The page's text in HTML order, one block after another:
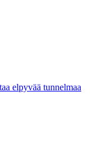
elpyvää tunnelmaa